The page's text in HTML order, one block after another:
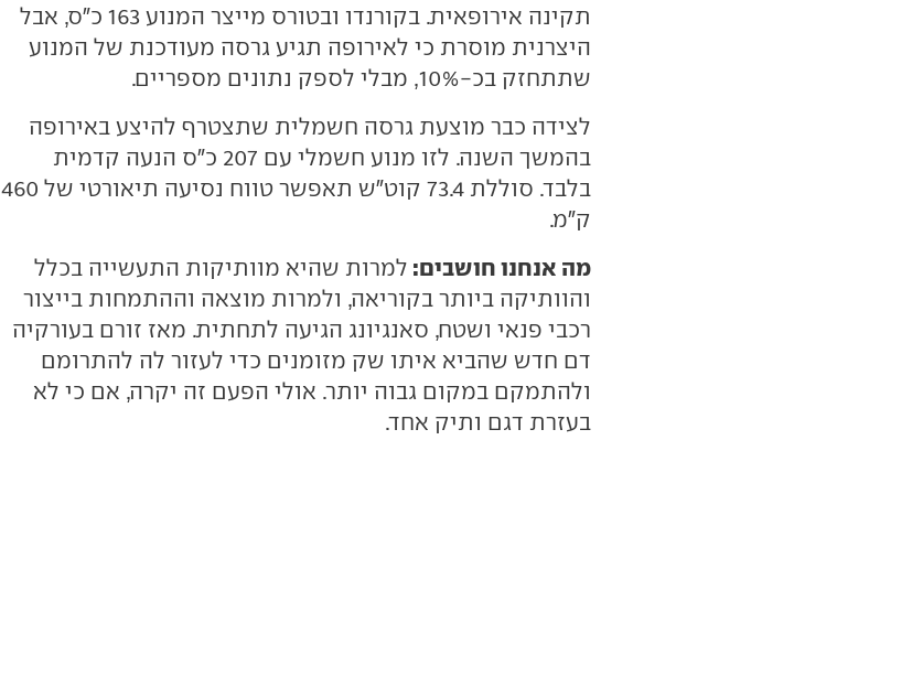
תקינה אירופאית. בקורנדו ובטורס מייצר המנוע 163 כ"ס, אבל
היצרנית מוסרת כי לאירופה תגיע גרסה מעודכנת של המנוע
שתתחזק בכ-10%, מבלי לספק נתונים מספריים.
לצידה כבר מוצעת גרסה חשמלית שתצטרף להיצע באירופה
בהמשך השנה. לזו מנוע חשמלי עם 207 כ"ס הנעה קדמית
בלבד. סוללת 73.4 קוט"ש תאפשר טווח נסיעה תיאורטי של 460
ק"מ.
מה אנחנו חושבים: למרות שהיא מוותיקות התעשייה בכלל
והוותיקה ביותר בקוריאה, ולמרות מוצאה וההתמחות בייצור
רכבי פנאי ושטח, סאנגיונג הגיעה לתחתית. מאז זורם בעורקיה
דם חדש שהביא איתו שק מזומנים כדי לעזור לה להתרומם
ולהתמקם במקום גבוה יותר. אולי הפעם זה יקרה, אם כי לא
בעזרת דגם ותיק אחד.